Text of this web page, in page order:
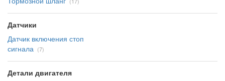
Датчики
Датчик включения стоп
сигнала (7)
Детали двигателя